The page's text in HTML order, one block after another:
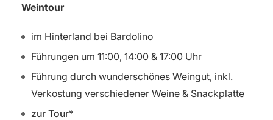
Weintour
im Hinterland bei Bardolino
Führungen um 11:00, 14:00 & 17:00 Uhr
Führung durch wunderschönes Weingut, inkl.
Verkostung verschiedener Weine & Snackplatte
zur Tour